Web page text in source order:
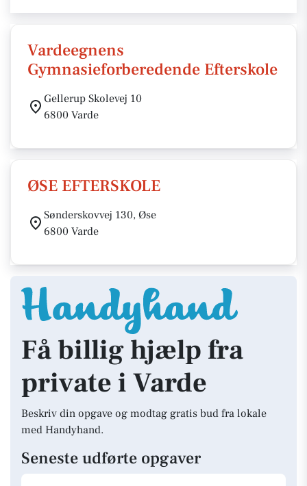
Vardeegnens
Gymnasieforberedende Efterskole
Gellerup Skolevej 10
6800 Varde
ØSE EFTERSKOLE
Sønderskovvej 130, Øse
6800 Varde
Få billig hjælp fra
private i Varde
Beskriv din opgave og modtag gratis bud fra lokale
med Handyhand.
Seneste udførte opgaver